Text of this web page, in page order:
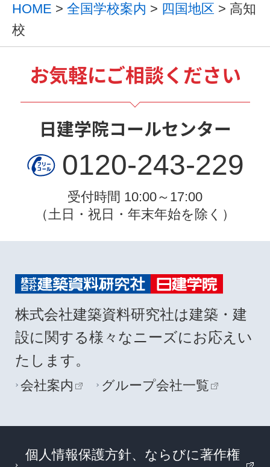
HOME > 全国学校案内 > 四国地区 > 高知
校
お気軽にご相談ください
日建学院コールセンター
0120-243-229
受付時間 10:00～17:00
（土日・祝日・年末年始を除く）
株式会社建築資料研究社は建築・建
設に関する様々なニーズにお応えい
たします。
会社案内 グループ会社一覧
個人情報保護方針、ならびに著作権